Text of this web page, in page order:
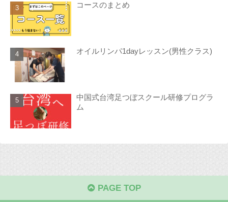
コースのまとめ
オイルリンパ1dayレッスン(男性クラス)
中国式台湾足つぼスクール研修プログラ
ム
PAGE TOP